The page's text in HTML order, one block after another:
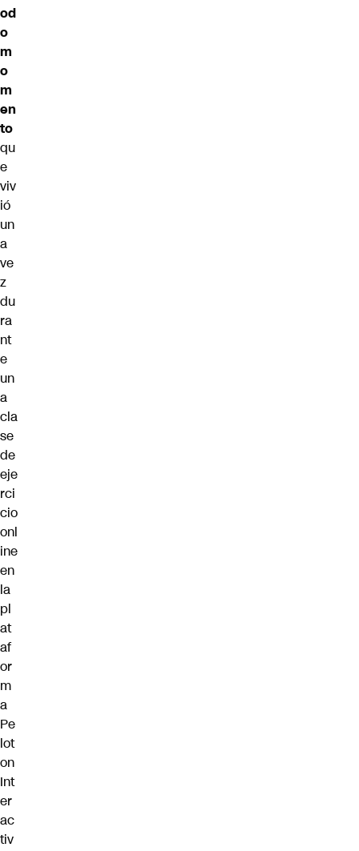
od
o
m
o
m
en
to
qu
e
viv
ió
un
a
ve
z
du
ra
nt
e
un
a
cla
se
de
eje
rci
cio
onl
ine
en
la
pl
at
af
or
m
a
Pe
lot
on
Int
er
ac
tiv